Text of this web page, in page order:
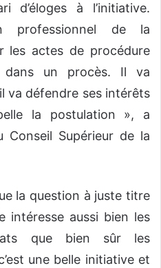
d’éloges à l’initiative.
professionnel de la
les actes de procédure
dans un procès. Il va
va défendre ses intérêts
la postulation », a
Conseil Supérieur de la
la question à juste titre
intéresse aussi bien les
que bien sûr les
une belle initiative et